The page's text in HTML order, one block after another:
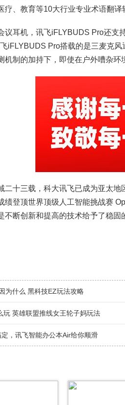
疗、教育等10大行业专业术语翻译
耳机，讯飞iFLYBUDS Pro还支
iFLYBUDS Pro搭载的是三麦克
机制的加持下，即使在户外嘈杂
十三载，科大讯飞已成为亚太地
绩登顶世界顶级人工智能挑战赛
不断创新和提高的技术给予了稳
为什么 黑科技EZ玩法攻略
玩 英雄联盟推线女王轮子妈玩法
定，讯飞智能办公本Air给你顺滑